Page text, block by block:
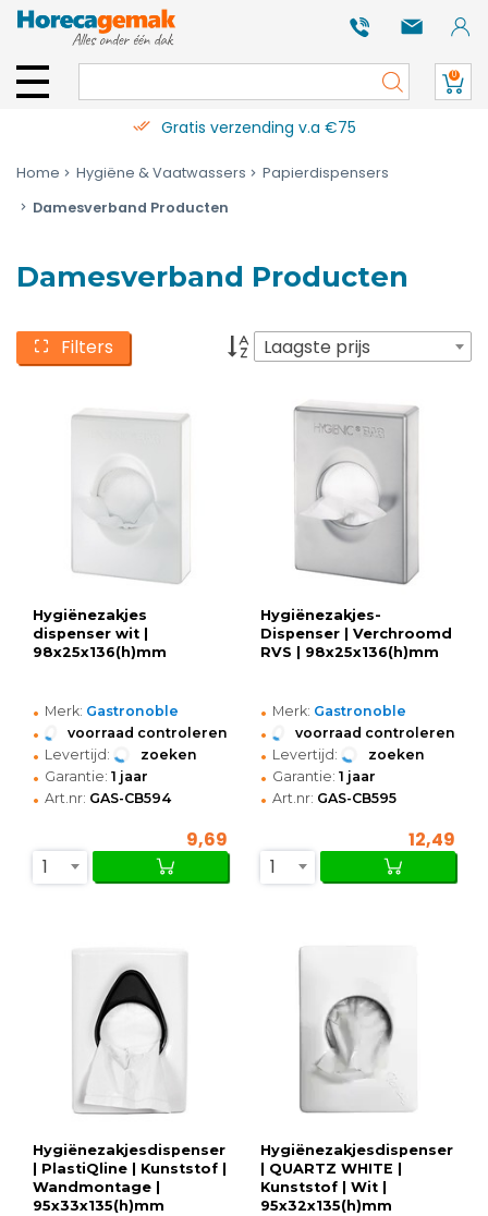
0
Gratis verzending v.a €75
Home Hygiëne & Vaatwassers
Papierdispensers
Damesverband Producten
Damesverband Producten
Filters Laagste prijs
Hygiënezakjes
dispenser wit |
98x25x136(h)mm
• Merk: Gastronoble
• voorraad controleren
• Levertijd: zoeken
• Garantie: 1 jaar
• Art.nr: GAS-CB594
9,69
1
Hygiënezakjes-
Dispenser | Verchroomd
RVS | 98x25x136(h)mm
• Merk: Gastronoble
• voorraad controleren
• Levertijd: zoeken
• Garantie: 1 jaar
• Art.nr: GAS-CB595
12,49
1
Hygiënezakjesdispenser
| PlastiQline | Kunststof |
Wandmontage |
95x33x135(h)mm
Hygiënezakjesdispenser
| QUARTZ WHITE |
Kunststof | Wit |
95x32x135(h)mm